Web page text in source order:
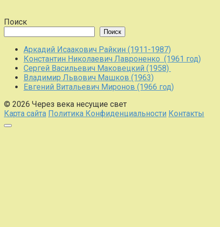
Поиск
Поиск
Аркадий Исаакович Райкин (1911-1987)
Константин Николаевич Лавроненко (1961 год)
Сергей Васильевич Маковецкий (1958)
Владимир Львович Машков (1963)
Евгений Витальевич Миронов (1966 год)
© 2026 Через века несущие свет
Карта сайта Политика Конфиденциальности Контакты